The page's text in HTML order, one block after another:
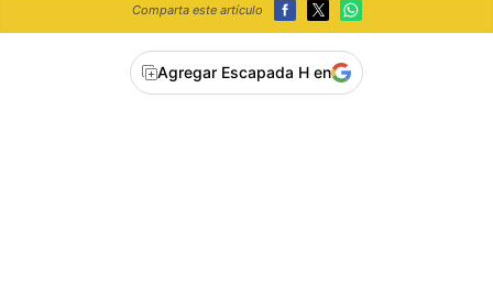
Comparta este artículo
Agregar Escapada H en